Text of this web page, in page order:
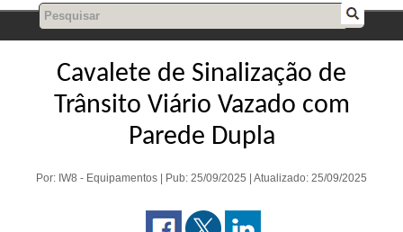
Cavalete de Sinalização de
Trânsito Viário Vazado com
Parede Dupla
Por: IW8 - Equipamentos | Pub: 25/09/2025 | Atualizado: 25/09/2025